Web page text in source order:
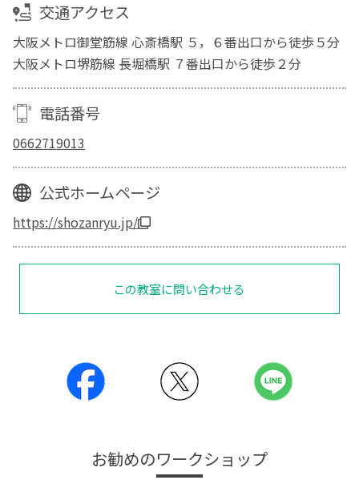
交通アクセス
大阪メトロ御堂筋線 心斎橋駅 ５，６番出口から徒歩５分
大阪メトロ堺筋線 長堀橋駅 ７番出口から徒歩２分
電話番号
0662719013
公式ホームページ
https://shozanryu.jp/
この教室に問い合わせる
お勧めのワークショップ